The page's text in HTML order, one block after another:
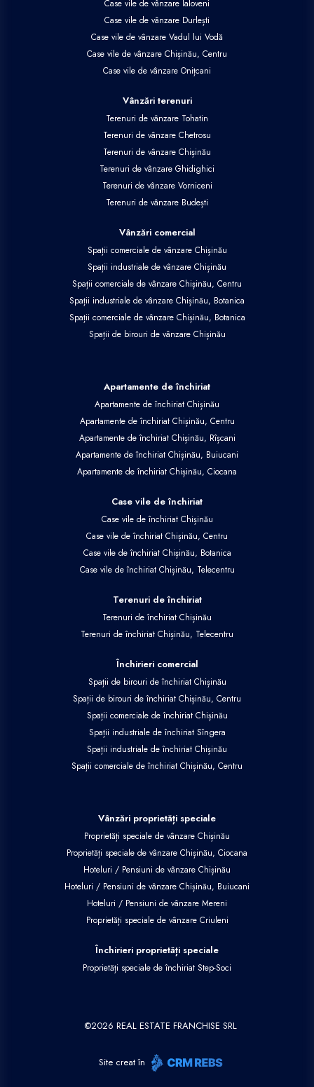
Case vile de vânzare Ialoveni
Case vile de vânzare Durlești
Case vile de vânzare Vadul lui Vodă
Case vile de vânzare Chișinău, Centru
Case vile de vânzare Onițcani
Vânzări terenuri
Terenuri de vânzare Tohatin
Terenuri de vânzare Chetrosu
Terenuri de vânzare Chișinău
Terenuri de vânzare Ghidighici
Terenuri de vânzare Vorniceni
Terenuri de vânzare Budești
Vânzări comercial
Spații comerciale de vânzare Chișinău
Spații industriale de vânzare Chișinău
Spații comerciale de vânzare Chișinău, Centru
Spații industriale de vânzare Chișinău, Botanica
Spații comerciale de vânzare Chișinău, Botanica
Spații de birouri de vânzare Chișinău
Apartamente de închiriat
Apartamente de închiriat Chișinău
Apartamente de închiriat Chișinău, Centru
Apartamente de închiriat Chișinău, Rîșcani
Apartamente de închiriat Chișinău, Buiucani
Apartamente de închiriat Chișinău, Ciocana
Case vile de închiriat
Case vile de închiriat Chișinău
Case vile de închiriat Chișinău, Centru
Case vile de închiriat Chișinău, Botanica
Case vile de închiriat Chișinău, Telecentru
Terenuri de închiriat
Terenuri de închiriat Chișinău
Terenuri de închiriat Chișinău, Telecentru
Închirieri comercial
Spații de birouri de închiriat Chișinău
Spații de birouri de închiriat Chișinău, Centru
Spații comerciale de închiriat Chișinău
Spații industriale de închiriat Sîngera
Spații industriale de închiriat Chișinău
Spații comerciale de închiriat Chișinău, Centru
Vânzări proprietăți speciale
Proprietăți speciale de vânzare Chișinău
Proprietăți speciale de vânzare Chișinău, Ciocana
Hoteluri / Pensiuni de vânzare Chișinău
Hoteluri / Pensiuni de vânzare Chișinău, Buiucani
Hoteluri / Pensiuni de vânzare Mereni
Proprietăți speciale de vânzare Criuleni
Închirieri proprietăți speciale
Proprietăți speciale de închiriat Step-Soci
©2026 REAL ESTATE FRANCHISE SRL
Site creat în